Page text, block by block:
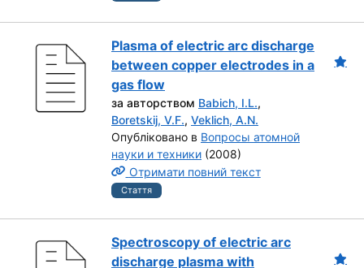
Plasma of electric arc discharge
between copper electrodes in a
gas flow
за авторством Babich, I.L.,
Boretskij, V.F., Veklich, A.N.
Опубліковано в Вопросы атомной
науки и техники (2008)
Отримати повний текст
Стаття
Spectroscopy of electric arc
discharge plasma with